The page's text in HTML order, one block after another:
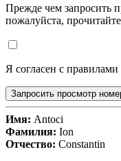
Прежде чем запросить
пожалуйста, прочитайте
Я согласен с
Запросить просмотр
Имя: Antoci
Фамилия: Ion
Отчество: Constantin